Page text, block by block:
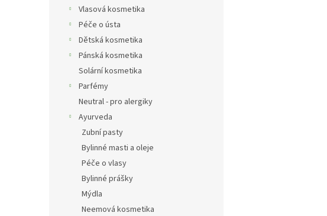
Vlasová kosmetika
Péče o ústa
Dětská kosmetika
Pánská kosmetika
Solární kosmetika
Parfémy
Neutral - pro alergiky
Ayurveda
Zubní pasty
Bylinné masti a oleje
Péče o vlasy
Bylinné prášky
Mýdla
Neemová kosmetika